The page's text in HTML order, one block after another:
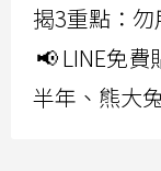
揭3重點：
📢 LINE免
半年、熊大